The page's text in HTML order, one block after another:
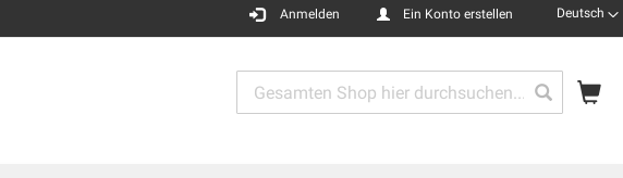
springen
Sprache
Deutsch
Anmelden Ein Konto erstellen
Search